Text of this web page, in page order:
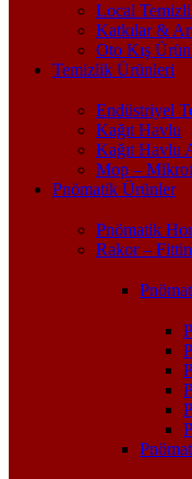
Local
Katkılar &
Oto Kış
Temizlik Ürünleri
Endüstriyel
Kağıt Havlu
Kağıt Havlu
Mop –
Pnömatik Ürünler
Pnömatik
Rakor –